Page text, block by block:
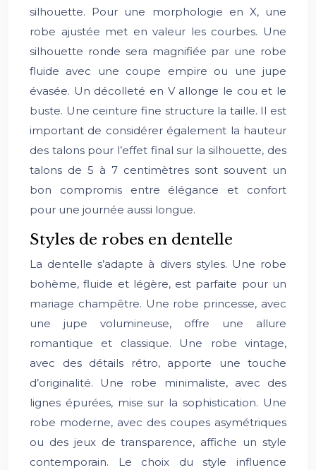
silhouette. Pour une morphologie en X, une
robe ajustée met en valeur les courbes. Une
silhouette ronde sera magnifiée par une robe
fluide avec une coupe empire ou une jupe
évasée. Un décolleté en V allonge le cou et le
buste. Une ceinture fine structure la taille. Il est
important de considérer également la hauteur
des talons pour l’effet final sur la silhouette, des
talons de 5 à 7 centimètres sont souvent un
bon compromis entre élégance et confort
pour une journée aussi longue.
Styles de robes en dentelle
La dentelle s’adapte à divers styles. Une robe
bohème, fluide et légère, est parfaite pour un
mariage champêtre. Une robe princesse, avec
une jupe volumineuse, offre une allure
romantique et classique. Une robe vintage,
avec des détails rétro, apporte une touche
d’originalité. Une robe minimaliste, avec des
lignes épurées, mise sur la sophistication. Une
robe moderne, avec des coupes asymétriques
ou des jeux de transparence, affiche un style
contemporain. Le choix du style influence